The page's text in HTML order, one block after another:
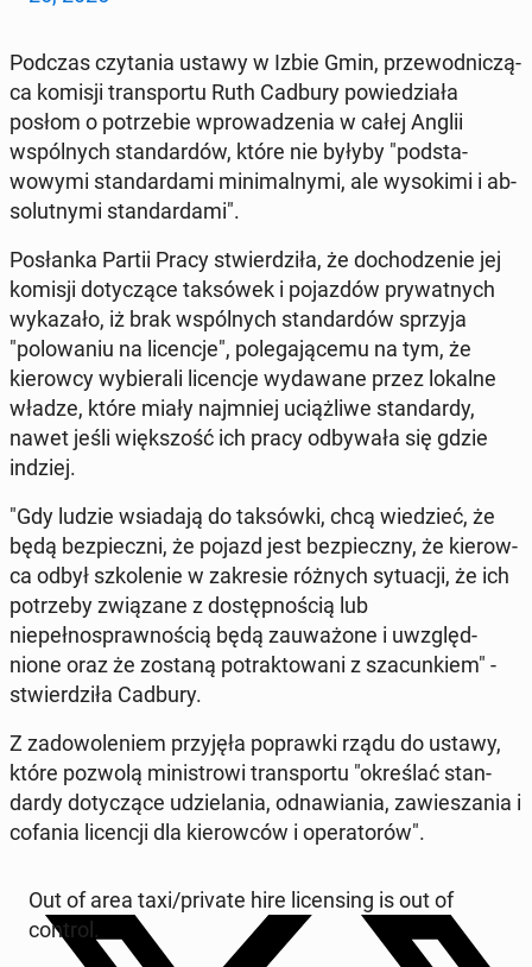
Podczas czy­ta­nia ustawy w Izbie Gmin, prze­wod­niczą­
ca komisji trans­portu Ruth Cadbury powiedzi­ała
posłom o potrze­bie wprowadzenia w całej Anglii
wspól­nych stan­dard­ów, które nie byłyby "pod­sta­
wowy­mi stan­dar­d­a­mi min­i­mal­ny­mi, ale wysoki­mi i ab­
so­lut­ny­mi stan­dar­d­a­mi".
Posłan­ka Partii Pracy stwierdz­iła, że do­chodze­nie jej
komisji doty­czące tak­sówek i po­jazdów pry­wat­nych
wykaza­ło, iż brak wspól­nych stan­dard­ów sprzyja
"polowa­niu na li­cenc­je", pole­ga­jące­mu na tym, że
kierow­cy wybier­ali li­cenc­je wydawane przez lokalne
władze, które miały na­jm­niej uciążli­we stan­dardy,
nawet jeśli więk­szość ich pracy odby­wała się gdzie
indziej.
"Gdy ludzie wsi­ada­ją do tak­sów­ki, chcą wiedzieć, że
będą bez­pieczni, że pojazd jest bez­pieczny, że kierow­
ca odbył szkole­nie w za­kre­sie różnych sytu­acji, że ich
potrze­by związane z dostęp­noś­cią lub
niepełnosprawnoś­cią będą za­uważone i uwzględ­
nione oraz że zostaną po­trak­towani z sza­cunkiem" -
stwierdz­iła Cadbury.
Z zad­owole­niem przyjęła popraw­ki rządu do ustawy,
które pozwolą min­istrowi trans­portu "określać stan­
dardy doty­czące udziela­nia, odnaw­ia­nia, za­w­iesza­nia i
cofania li­cencji dla kierow­ców i op­er­a­torów".
Out of area taxi/private hire li­cens­ing is out of
control.